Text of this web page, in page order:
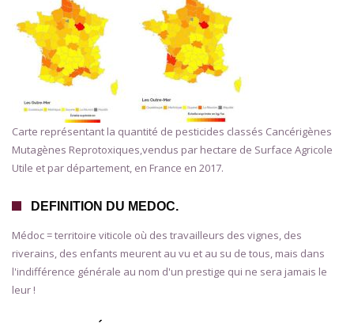
Carte représentant la quantité de pesticides classés Cancérigènes
Mutagènes Reprotoxiques,vendus par hectare de Surface Agricole
Utile et par département, en France en 2017.
DEFINITION DU MEDOC.
Médoc = territoire viticole où des travailleurs des vignes, des
riverains, des enfants meurent au vu et au su de tous, mais dans
l'indifférence générale au nom d'un prestige qui ne sera jamais le
leur !